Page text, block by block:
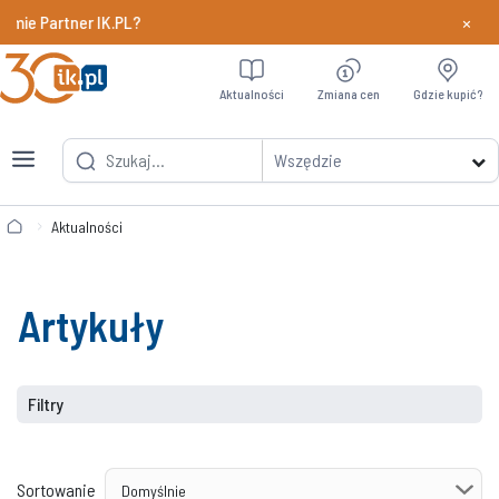
IK.PL? Dowiedz
×
Wszędzie
Aktualności Zmiana cen Gdzie kupić?
Aktualności
Artykuły
Filtry
Sortowanie